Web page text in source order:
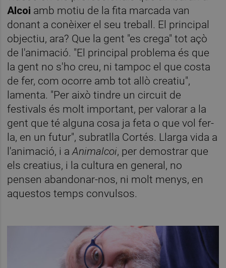
Alcoi amb motiu de la fita marcada van
donant a conèixer el seu treball. El principal
objectiu, ara? Que la gent "es crega" tot açò
de l'animació. "El principal problema és que
la gent no s'ho creu, ni tampoc el que costa
de fer, com ocorre amb tot allò creatiu",
lamenta. "Per això tindre un circuit de
festivals és molt important, per valorar a la
gent que té alguna cosa ja feta o que vol fer-
la, en un futur", subratlla Cortés. Llarga vida a
l'animació, i aAnimalcoi, per demostrar que
els creatius, i la cultura en general, no
pensen abandonar-nos, ni molt menys, en
aquestos temps convulsos.